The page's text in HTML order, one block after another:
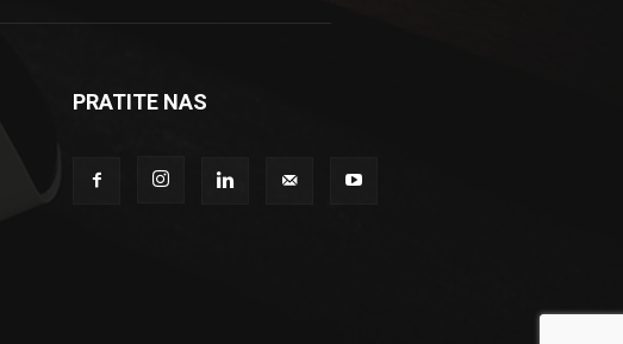
PRATITE NAS